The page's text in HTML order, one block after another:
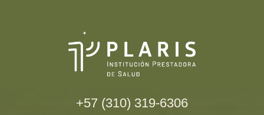
+57 (310) 319-6306